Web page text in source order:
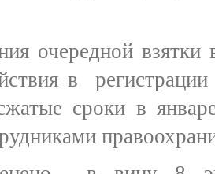
очередной
в
сроки в